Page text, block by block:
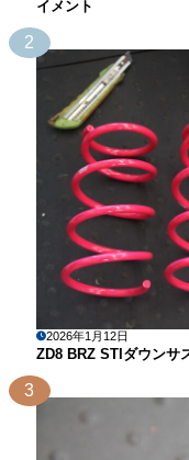
イメント
2
2026年1月12日
ZD8 BRZ STIダウンサ
3